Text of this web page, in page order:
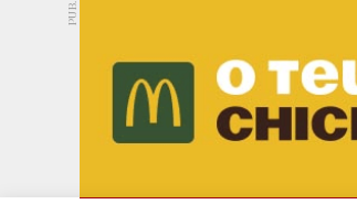
PUB.
Hoje 15ºC 30ºC